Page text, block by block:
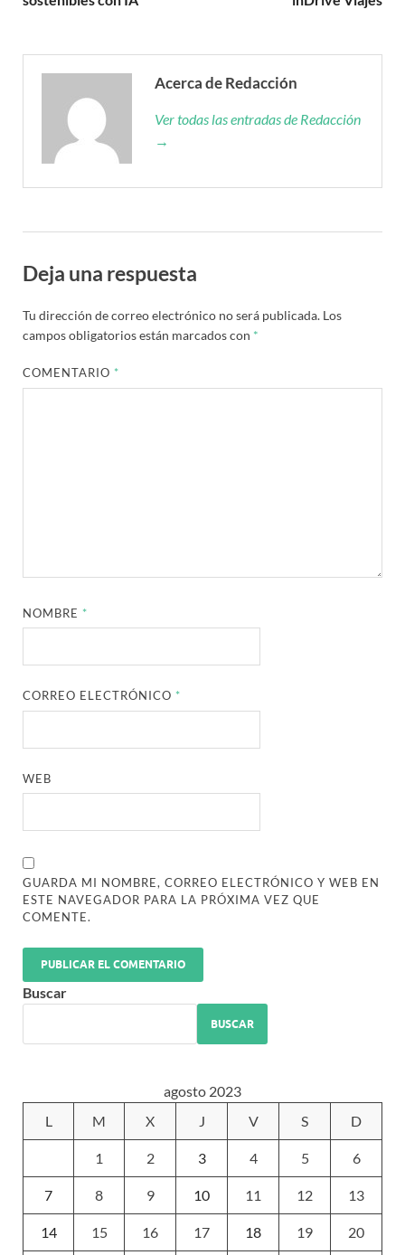
Acerca de Redacción
Ver todas las entradas de Redacción
→
Deja una respuesta
Tu dirección de correo electrónico no será publicada. Los
campos obligatorios están marcados con *
COMENTARIO *
NOMBRE *
CORREO ELECTRÓNICO *
WEB
GUARDA MI NOMBRE, CORREO ELECTRÓNICO Y WEB EN
ESTE NAVEGADOR PARA LA PRÓXIMA VEZ QUE
COMENTE.
Buscar
BUSCAR
agosto 2023
L
M X J V S D
1 2 3 4 5 6
7 8 9 10 11 12 13
14 15 16 17 18 19 20